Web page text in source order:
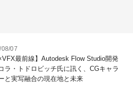
07
最前線】Autodesk Flow Studio開発
ラ・トドロビッチ氏に訊く、CGキャラ
と実写融合の現在地と未来